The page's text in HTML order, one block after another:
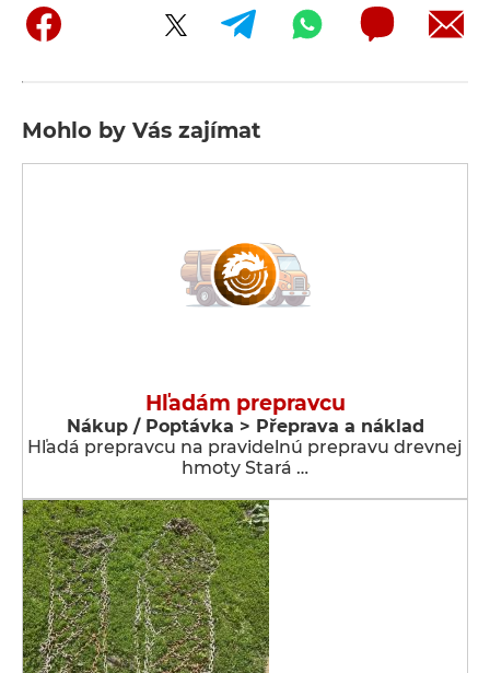
Mohlo by Vás zajímat
Hľadám prepravcu
Nákup / Poptávka > Přeprava a náklad
Hľadá prepravcu na pravidelnú prepravu drevnej
hmoty Stará …